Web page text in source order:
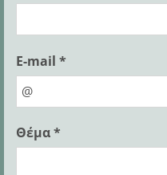
E-mail *
Θέμα *